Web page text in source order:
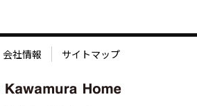
会社情報 サイトマップ